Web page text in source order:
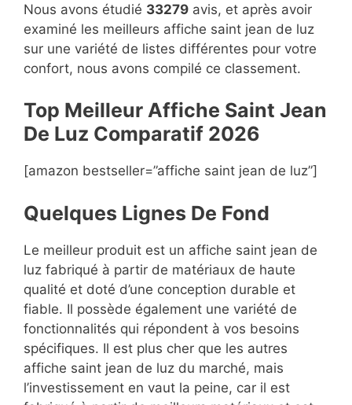
Nous avons étudié 33279 avis, et après avoir
examiné les meilleurs affiche saint jean de luz
sur une variété de listes différentes pour votre
confort, nous avons compilé ce classement.
Top Meilleur Affiche Saint Jean
De Luz Comparatif 2026
[amazon bestseller=”affiche saint jean de luz”]
Quelques Lignes De Fond
Le meilleur produit est un affiche saint jean de
luz fabriqué à partir de matériaux de haute
qualité et doté d’une conception durable et
fiable. Il possède également une variété de
fonctionnalités qui répondent à vos besoins
spécifiques. Il est plus cher que les autres
affiche saint jean de luz du marché, mais
l’investissement en vaut la peine, car il est